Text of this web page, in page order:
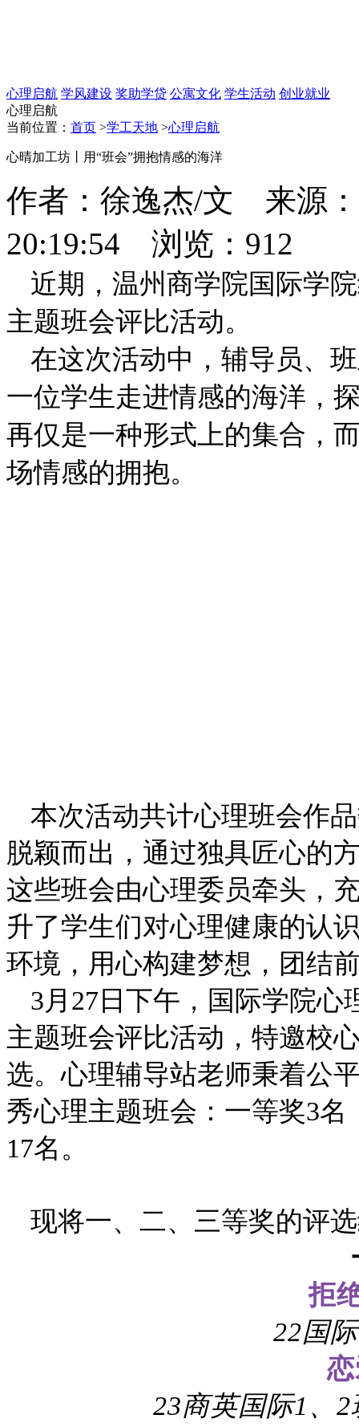
心理启航 学风建设 奖助学贷 公寓文化 学生活动 创业就业
心理启航
当前位置： 首页 >学工天地 >心理启航
心晴加工坊丨用“班会”拥抱情感的海洋
作者：徐逸杰/文 来源
20:19:54 浏览： 912
近期，温州商学院国际学
主题班会评比活动。
在这次活动中，辅导员、
一位学生走进情感的海洋，
再仅是一种形式上的集合，
场情感的拥抱。
本次活动共计心理班会作
脱颖而出，通过独具匠心的
这些班会由心理委员牵头，
升了学生们对心理健康的认
环境，用心构建梦想，团结
3月27日下午，国际学院
主题班会评比活动，特邀校
选。心理辅导站老师秉着公
秀心理主题班会：一等奖3
17名。
现将一、二、三等奖的评
拒
22国
23商英国际1、